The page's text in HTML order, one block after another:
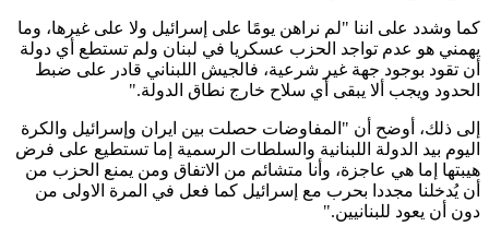
كما وشدد على اننا "لم نراهن يومًا على إسرائيل ولا على غيرها، وما
يهمني هو عدم تواجد الحزب عسكريا في لبنان ولم تستطع أي دولة
أن تقود بوجود جهة غير شرعية، فالجيش اللبناني قادر على ضبط
الحدود ويجب ألا يبقى أي سلاح خارج نطاق الدولة."
إلى ذلك، أوضح أن "المفاوضات حصلت بين ايران وإسرائيل والكرة
اليوم بيد الدولة اللبنانية والسلطات الرسمية إما تستطيع على فرض
هيبتها إما هي عاجزة، وأنا متشائم من الاتفاق ومن يمنع الحزب من
أن يُدخلنا مجددا بحرب مع إسرائيل كما فعل في المرة الاولى من
دون أن يعود للبنانيين."